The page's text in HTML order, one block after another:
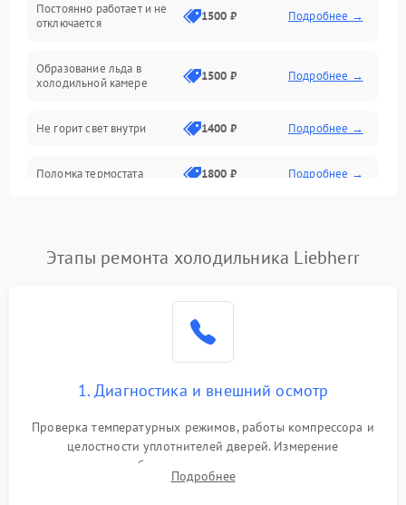
Постоянно работает и не
отключается
1500 ₽ Подробнее →
Образование льда в
холодильной камере
1500 ₽ Подробнее →
Не горит свет внутри 1400 ₽ Подробнее →
Поломка термостата 1800 ₽ Подробнее →
Поломка системы No Frost 2600 ₽ Подробнее →
работе
2000 ₽ Подробнее →
1000 ₽
Этапы ремонта холодильника Liebherr
1. Диагностика и внешний осмотр
Проверка температурных режимов, работы компрессора и
целостности уплотнителей дверей. Измерение
сопротивления обмоток мотора, проверка термостата и
считывание кодов ошибок с электронного дисплея.
Подробнее